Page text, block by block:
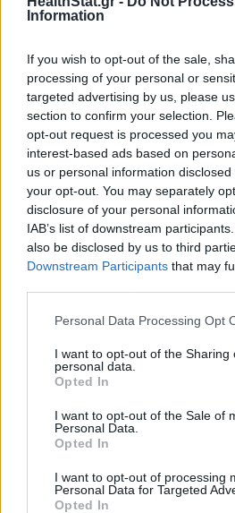
Information
If you wish to opt-out of the sale,
processing of your personal or
targeted advertising by us, please
section to confirm your selection.
opt-out request is processed you
interest-based ads based on
us or personal information
your opt-out. You may separately
disclosure of your personal
IAB’s list of downstream
also be disclosed by us to third
Downstream Participants that may
Personal Data Processing Opt
I want to opt-out of the Sharing
personal data.
Opted In
I want to opt-out of the Sale of
Personal Data.
Opted In
I want to opt-out of processing
Personal Data for Targeted
Opted In
CDC: «Μπλόκαρε» μελέτη
αποτελεσματικότητα των
Covid-19
ΕΠΙΚΑΙΡΌΤΗΤΑ 23/04/2026 - 11:11